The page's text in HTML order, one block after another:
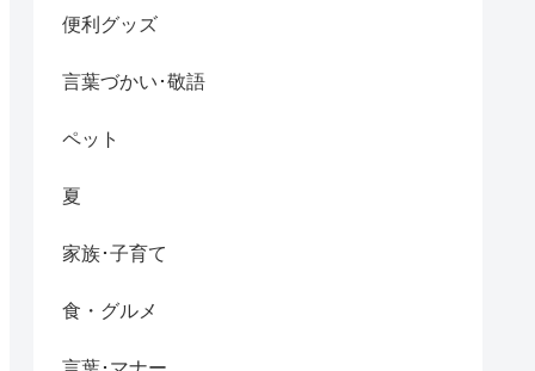
便利グッズ
言葉づかい･敬語
ペット
夏
家族･子育て
食・グルメ